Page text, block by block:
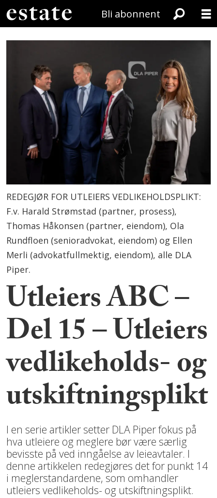
Bli abonnent
REDEGJØR FOR UTLEIERS VEDLIKEHOLDSPLIKT:
F.v. Harald Strømstad (partner, prosess),
Thomas Håkonsen (partner, eiendom), Ola
Rundfloen (senioradvokat, eiendom) og Ellen
Merli (advokatfullmektig, eiendom), alle DLA
Piper.
Utleiers ABC –
Del 15 – Utleiers
vedlikeholds- og
utskiftningsplikt
I en serie artikler setter DLA Piper fokus på
hva utleiere og meglere bør være særlig
bevisste på ved inngåelse av leieavtaler. I
denne artikkelen redegjøres det for punkt 14
i meglerstandardene, som omhandler
utleiers vedlikeholds- og utskiftningsplikt.